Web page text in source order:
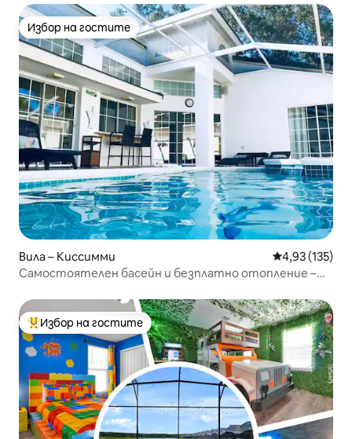
Избор на гостите
Избор на гостите
Вила – Киссимми Средна
4,93 (135)
Самостоятелен басейн и безплатно отопление –
Най-популярен избор на гостите
Избор на гостите